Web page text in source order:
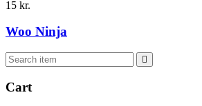
15 kr.
Woo Ninja
Cart